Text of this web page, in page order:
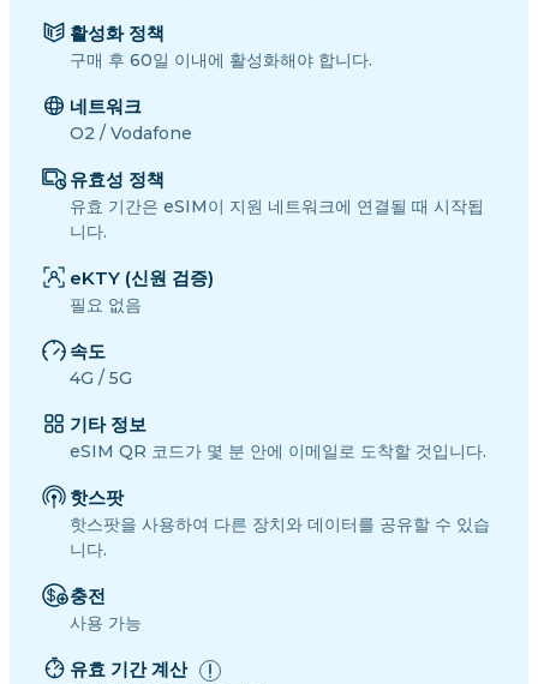
활성화 정책
구매 후 60일 이내에 활성화해야 합니다.
네트워크
O2 / Vodafone
유효성 정책
유효 기간은 eSIM이 지원 네트워크에 연결될 때 시작됩
니다.
eKTY (신원 검증)
필요 없음
속도
4G / 5G
기타 정보
eSIM QR 코드가 몇 분 안에 이메일로 도착할 것입니다.
핫스팟
핫스팟을 사용하여 다른 장치와 데이터를 공유할 수 있습
니다.
충전
사용 가능
유효 기간 계산